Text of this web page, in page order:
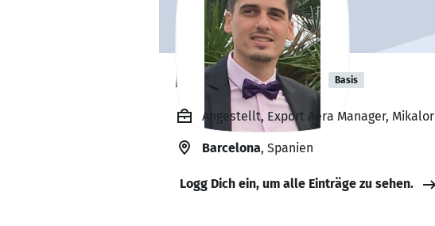
Marc Saavedra Basis
Angestellt, Export Aera Manager, Mikalor
Barcelona, Spanien
Logg Dich ein, um alle Einträge zu sehen.